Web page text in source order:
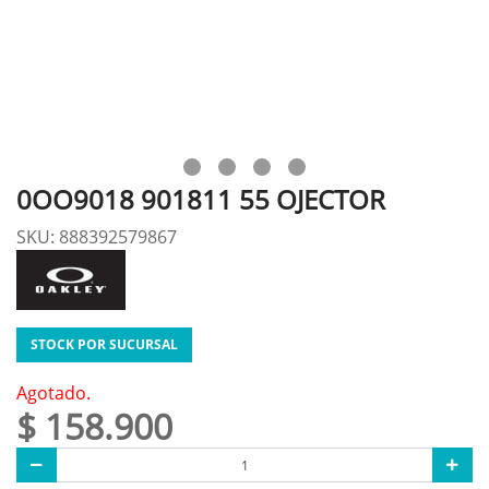
0OO9018 901811 55 OJECTOR
SKU: 888392579867
STOCK POR SUCURSAL
Agotado.
$ 158.900